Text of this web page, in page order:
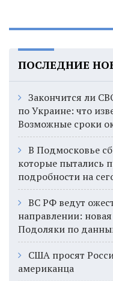
ПОСЛЕДНИЕ
Закончится ли
по Украине: что
Возможные сроки
В Подмосковье
которые пытались
подробности на
ВС РФ ведут
направлении:
Подоляки по
США просят
американца